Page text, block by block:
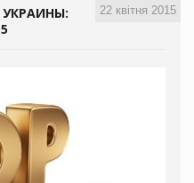
22 квітня 2015